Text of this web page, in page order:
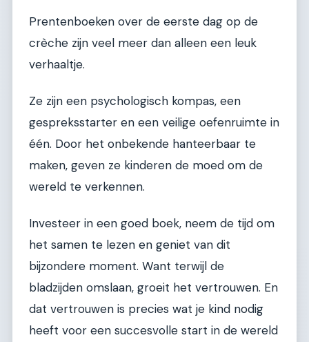
Prentenboeken over de eerste dag op de
crèche zijn veel meer dan alleen een leuk
verhaaltje.
Ze zijn een psychologisch kompas, een
gespreksstarter en een veilige oefenruimte in
één. Door het onbekende hanteerbaar te
maken, geven ze kinderen de moed om de
wereld te verkennen.
Investeer in een goed boek, neem de tijd om
het samen te lezen en geniet van dit
bijzondere moment. Want terwijl de
bladzijden omslaan, groeit het vertrouwen. En
dat vertrouwen is precies wat je kind nodig
heeft voor een succesvolle start in de wereld